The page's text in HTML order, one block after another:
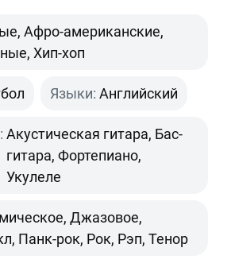
Афро-американские,
Хип-хоп
Языки: Английский
Акустическая гитара, Бас-
гитара, Фортепиано,
Укулеле
Джазовое,
Панк-рок, Рок, Рэп, Тенор